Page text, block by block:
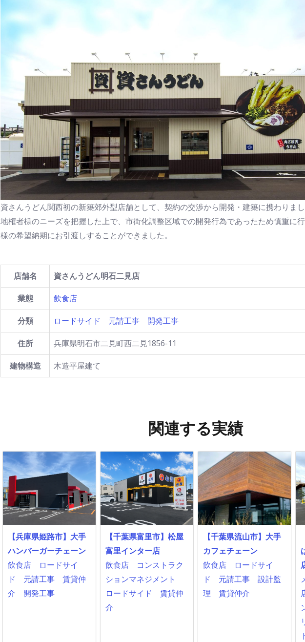
資さんうどん関西初の新築郊外型店舗として、契約の交渉から開発・建築に携わりま
地権者様のニーズを把握した上で、市街化調整区域での開発行為であったため慎重に
様の希望納期にお引渡しすることができました。
店舗名 資さんうどん明石二見店
業態 飲食店
分類 ロードサイド 元請工事 開発工事
住所 兵庫県明石市二見町西二見1856-11
建物構造 木造平屋建て
関連する実績
【兵庫県姫路市】大手
ハンバーガーチェーン
飲食店
ロードサイ
ド
元請工事
賃貸仲
介
開発工事
【千葉県富里市】松屋
富里インター店
飲食店
コンストラク
ションマネジメント
ロードサイド
賃貸仲
介
【千葉県流山市】大手
カフェチェーン
飲食店
ロードサイ
ド
元請工事
設計監
理
賃貸仲介